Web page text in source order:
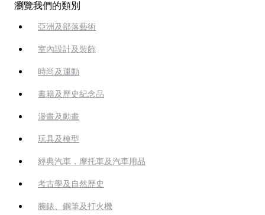
瀏覽我們的類別
亞洲及部落藝術
室內設計及裝飾
時尚及運動
書籍及歷史紀念品
漫畫及動畫
玩具及模型
經典汽車，摩托車及汽車用品
考古學及自然歷史
腕錶、鋼筆及打火機